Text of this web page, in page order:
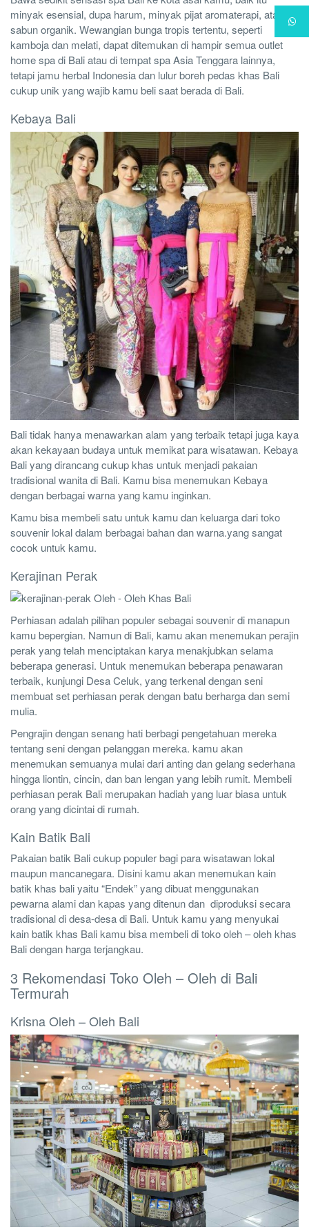
minyak esensial, dupa harum, minyak pijat aromaterapi, atau
sabun organik. Wewangian bunga tropis tertentu, seperti
kamboja dan melati, dapat ditemukan di hampir semua outlet
home spa di Bali atau di tempat spa Asia Tenggara lainnya,
tetapi jamu herbal Indonesia dan lulur boreh pedas khas Bali
cukup unik yang wajib kamu beli saat berada di Bali.
Kebaya Bali
Bali tidak hanya menawarkan alam yang terbaik tetapi juga kaya
akan kekayaan budaya untuk memikat para wisatawan. Kebaya
Bali yang dirancang cukup khas untuk menjadi pakaian
tradisional wanita di Bali. Kamu bisa menemukan Kebaya
dengan berbagai warna yang kamu inginkan.
Kamu bisa membeli satu untuk kamu dan keluarga dari toko
souvenir lokal dalam berbagai bahan dan warna.yang sangat
cocok untuk kamu.
Kerajinan Perak
Perhiasan adalah pilihan populer sebagai souvenir di manapun
kamu bepergian. Namun di Bali, kamu akan menemukan perajin
perak yang telah menciptakan karya menakjubkan selama
beberapa generasi. Untuk menemukan beberapa penawaran
terbaik, kunjungi Desa Celuk, yang terkenal dengan seni
membuat set perhiasan perak dengan batu berharga dan semi
mulia.
Pengrajin dengan senang hati berbagi pengetahuan mereka
tentang seni dengan pelanggan mereka. kamu akan
menemukan semuanya mulai dari anting dan gelang sederhana
hingga liontin, cincin, dan ban lengan yang lebih rumit. Membeli
perhiasan perak Bali merupakan hadiah yang luar biasa untuk
orang yang dicintai di rumah.
Kain Batik Bali
Pakaian batik Bali cukup populer bagi para wisatawan lokal
maupun mancanegara. Disini kamu akan menemukan kain
batik khas bali yaitu “Endek” yang dibuat menggunakan
pewarna alami dan kapas yang ditenun dan diproduksi secara
tradisional di desa-desa di Bali. Untuk kamu yang menyukai
kain batik khas Bali kamu bisa membeli di toko oleh – oleh khas
Bali dengan harga terjangkau.
3 Rekomendasi Toko Oleh – Oleh di Bali
Termurah
Krisna Oleh – Oleh Bali